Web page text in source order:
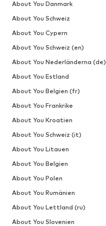
About You Danmark
About You Schweiz
About You Cypern
About You Schweiz (en)
About You Nederländerna (de)
About You Estland
About You Belgien (fr)
About You Frankrike
About You Kroatien
About You Schweiz (it)
About You Litauen
About You Belgien
About You Polen
About You Rumänien
About You Lettland (ru)
About You Slovenien